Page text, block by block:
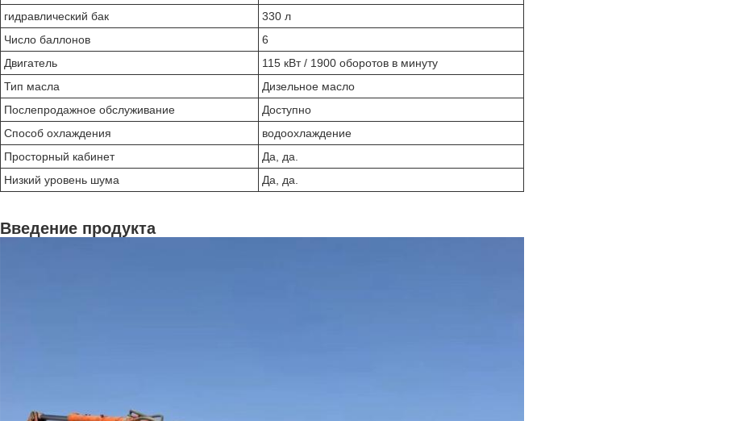
гидравлический бак
330 л
Число баллонов
6
Двигатель
115 кВт / 1900 оборотов в минуту
Тип масла
Дизельное масло
Послепродажное обслуживание
Доступно
Способ охлаждения
водоохлаждение
Просторный кабинет
Да, да.
Низкий уровень шума
Да, да.
Введение продукта